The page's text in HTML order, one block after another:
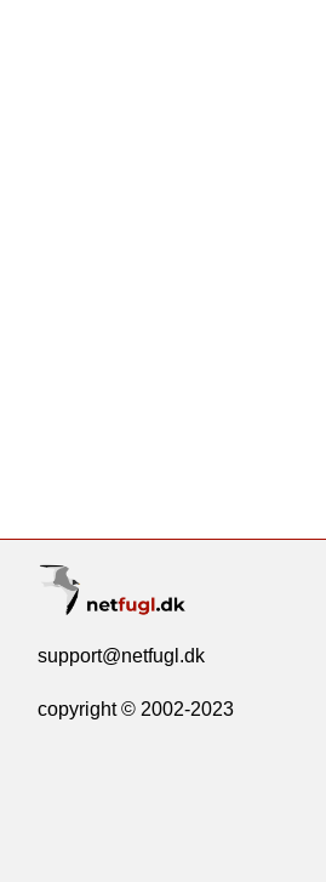
support@netfugl.dk
copyright © 2002-2023